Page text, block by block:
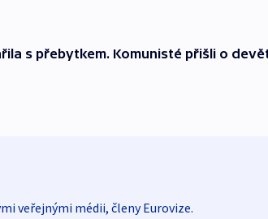
s přebytkem. Komunisté přišli o
veřejnými médii, členy Eurovize.